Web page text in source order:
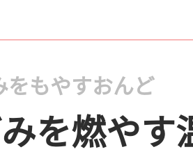
をもやすおんど
を燃やす